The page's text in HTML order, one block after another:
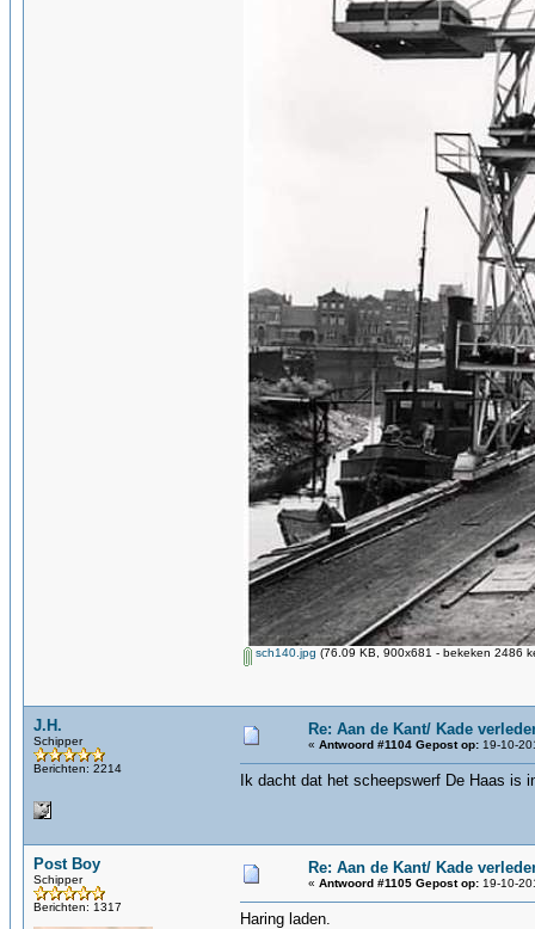
sch140.jpg (76.09 KB, 900x681 - bekeken 2486
J.H.
Schipper
Berichten: 2214
Re: Aan de Kant/ Kade
« Antwoord #1104 Gepost op: 19-10-
Ik dacht dat het scheepswerf De Haas is
Post Boy
Schipper
Berichten: 1317
Re: Aan de Kant/ Kade
« Antwoord #1105 Gepost op: 19-10-
Haring laden.